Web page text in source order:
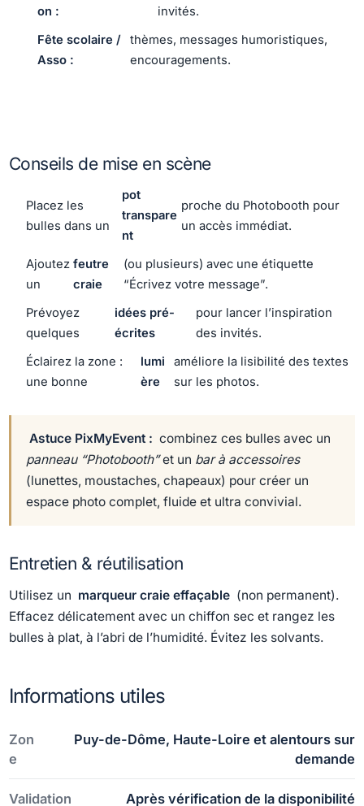
on :
invités.
Fête scolaire /
Asso :
thèmes, messages humoristiques,
encouragements.
Conseils de mise en scène
Placez les
bulles dans un
pot
transpare
nt
proche du Photobooth pour
un accès immédiat.
Ajoutez
un
feutre
craie
(ou plusieurs) avec une étiquette
“Écrivez votre message”.
Prévoyez
quelques
idées pré-
écrites
pour lancer l’inspiration
des invités.
Éclairez la zone :
une bonne
lumi
ère
améliore la lisibilité des textes
sur les photos.
Astuce PixMyEvent : combinez ces bulles avec un
panneau “Photobooth”et un bar à accessoires
(lunettes, moustaches, chapeaux) pour créer un
espace photo complet, fluide et ultra convivial.
Entretien & réutilisation
Utilisez un marqueur craie effaçable (non permanent).
Effacez délicatement avec un chiffon sec et rangez les
bulles à plat, à l’abri de l’humidité. Évitez les solvants.
Informations utiles
Zon
e
Puy-de-Dôme, Haute-Loire et alentours sur
demande
Validation Après vérification de la disponibilité